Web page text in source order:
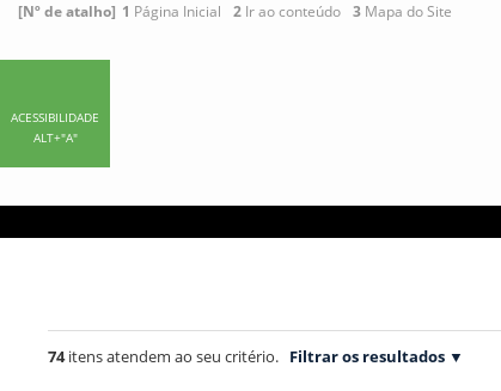
[Nº de atalho] 1 Página Inicial 2 Ir ao conteúdo 3 Mapa do Site
ACESSIBILIDADE
ALT+"A"
74itens atendem ao seu critério. Filtrar os resultados